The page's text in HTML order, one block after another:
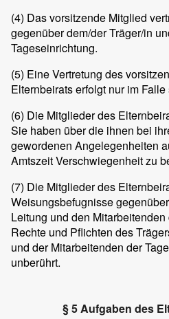
(4) Das vorsitzende Mitglied
gegenüber dem/der Träger/in
Tageseinrichtung.
(5) Eine Vertretung des
Elternbeirats erfolgt nur im
(6) Die Mitglieder des
Sie haben über die ihnen bei
gewordenen Angelegenheiten
Amtszeit Verschwiegenheit zu
(7) Die Mitglieder des
Weisungsbefugnisse
Leitung und den
Rechte und Pflichten des
und der Mitarbeitenden der
unberührt.
§ 5 Aufgaben des